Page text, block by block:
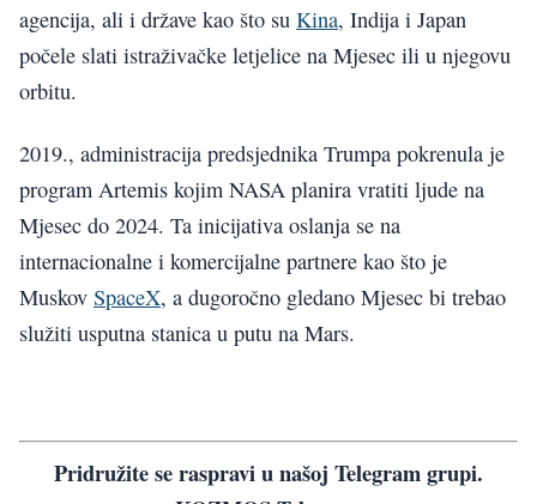
agencija, ali i države kao što su Kina, Indija i Japan
počele slati istraživačke letjelice na Mjesec ili u njegovu
orbitu.
2019., administracija predsjednika Trumpa pokrenula je
program Artemis kojim NASA planira vratiti ljude na
Mjesec do 2024. Ta inicijativa oslanja se na
internacionalne i komercijalne partnere kao što je
Muskov SpaceX, a dugoročno gledano Mjesec bi trebao
služiti usputna stanica u putu na Mars.
Pridružite se raspravi u našoj Telegram grupi.